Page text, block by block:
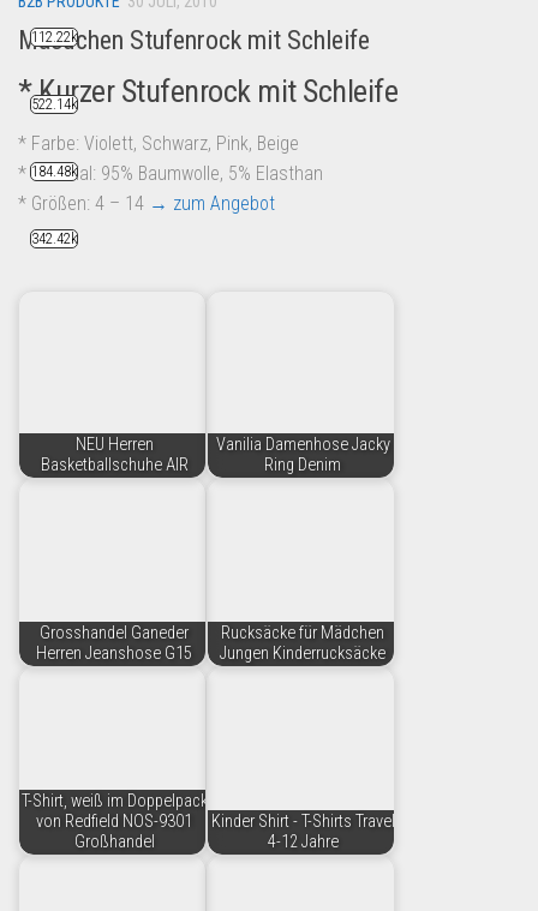
Maedchen Stufenrock mit Schleife
* Kurzer Stufenrock mit Schleife
* Farbe: Violett, Schwarz, Pink, Beige
* Material: 95% Baumwolle, 5% Elasthan
* Größen: 4 – 14 → zum Angebot
NEU Herren
Basketballschuhe AIR
Vanilia Damenhose Jacky
Ring Denim
Grosshandel Ganeder
Herren Jeanshose G15
Rucksäcke für Mädchen
Jungen Kinderrucksäcke
T-Shirt, weiß im Doppelpack
von Redfield NOS-9301
Großhandel
Kinder Shirt - T-Shirts Travel
4-12 Jahre
112.22k
522.14k
184.48k
342.42k